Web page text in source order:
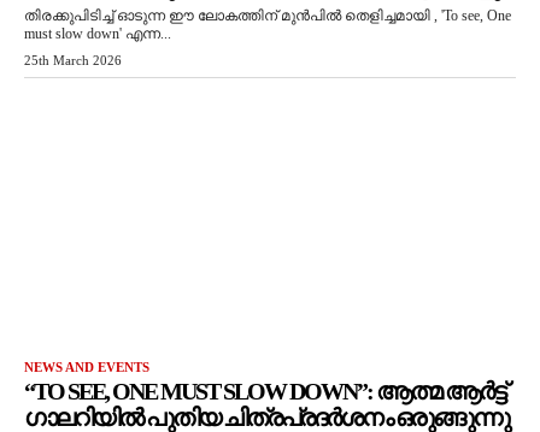
തിരക്കുപിടിച്ച് ഓടുന്ന ഈ ലോകത്തിന് മുൻപിൽ തെളിച്ചമായി , 'To see, One
must slow down' എന്ന...
25th March 2026
NEWS AND EVENTS
“TO SEE, ONE MUST SLOW DOWN”: ആത്മ ആർട്ട്
ഗാലറിയിൽ പുതിയ ചിത്രപ്രദർശനം ഒരുങ്ങുന്നു